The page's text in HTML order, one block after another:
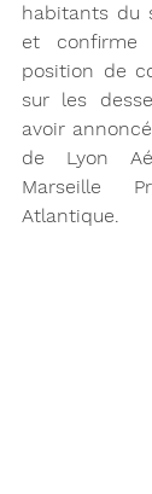
habitants du
et confirme
position de
sur les
avoir
de Lyon
Marseille
Atlantique.